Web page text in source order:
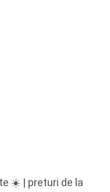
☀️ | preturi de la